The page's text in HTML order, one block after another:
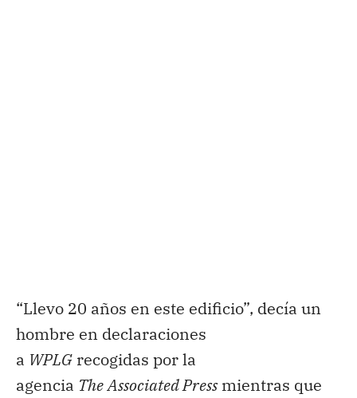
“Llevo 20 años en este edificio”, decía un
hombre en declaraciones
a WPLG recogidas por la
agencia TheAssociated Pressmientras que